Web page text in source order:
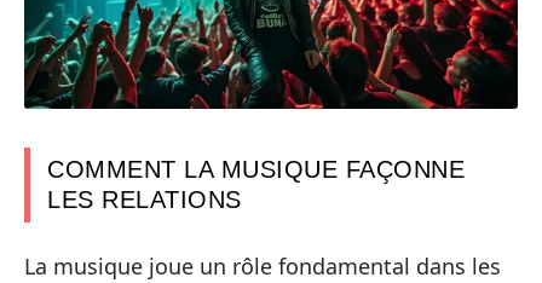
COMMENT LA MUSIQUE FAÇONNE
LES RELATIONS
La musique joue un rôle fondamental dans les